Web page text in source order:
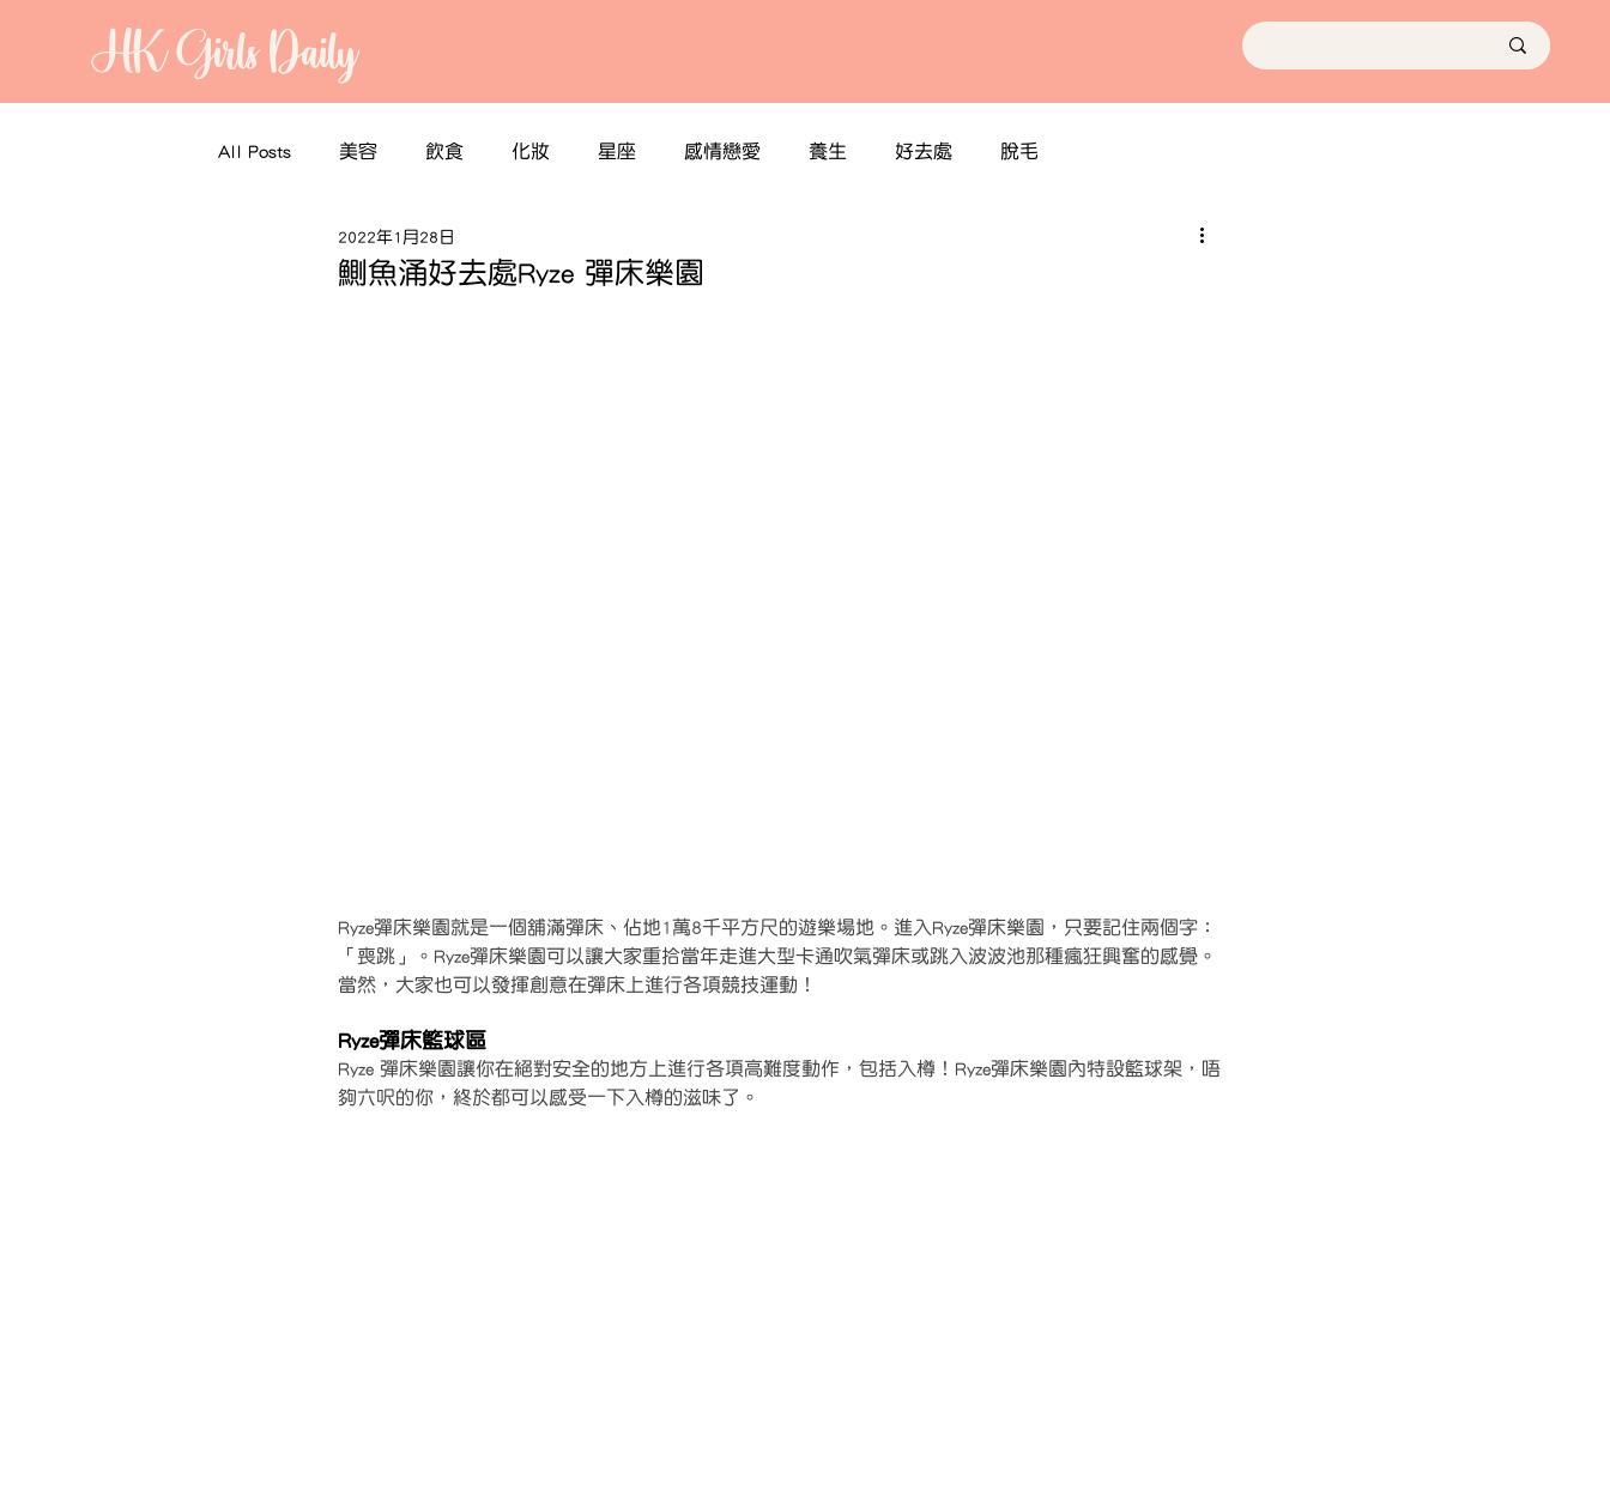
HK Girls Daily
All Posts 美容 飲食 化妝 星座 感情戀愛 養生 好去處 脫毛
鰂魚涌好去處Ryze 彈床樂園
2022年1月28日
Ryze彈床樂園就是一個舖滿彈床、佔地1萬8千平方尺的遊樂場地。進入Ryze彈床樂園，只要記住兩個字：
「喪跳」。Ryze彈床樂園可以讓大家重拾當年走進大型卡通吹氣彈床或跳入波波池那種瘋狂興奮的感覺。
當然，大家也可以發揮創意在彈床上進行各項競技運動！
Ryze彈床籃球區
Ryze 彈床樂園讓你在絕對安全的地方上進行各項高難度動作，包括入樽！Ryze彈床樂園內特設籃球架，唔
夠六呎的你，終於都可以感受一下入樽的滋味了。